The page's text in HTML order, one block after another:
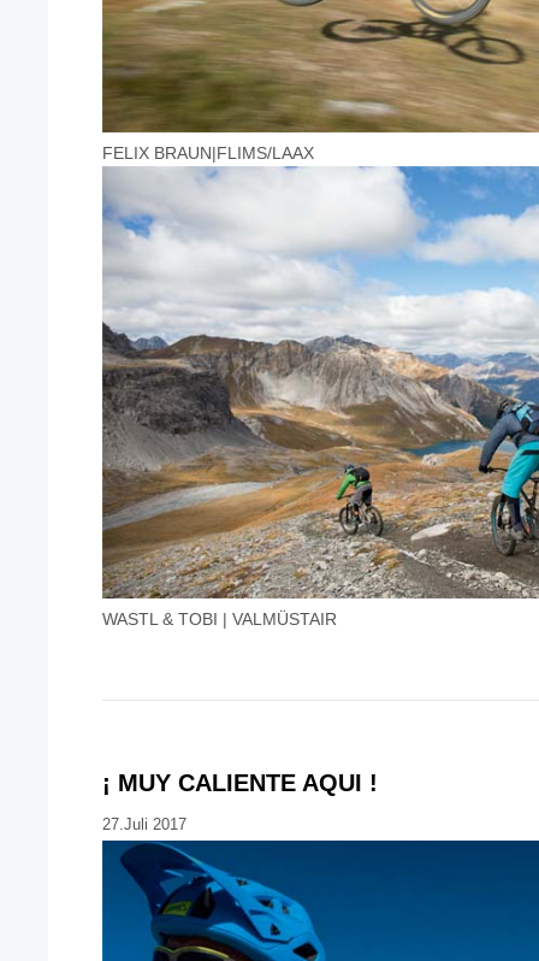
FELIX BRAUN|FLIMS/LAAX
WASTL & TOBI | VALMÜSTAIR
¡ MUY CALIENTE AQUI !
27.Juli 2017